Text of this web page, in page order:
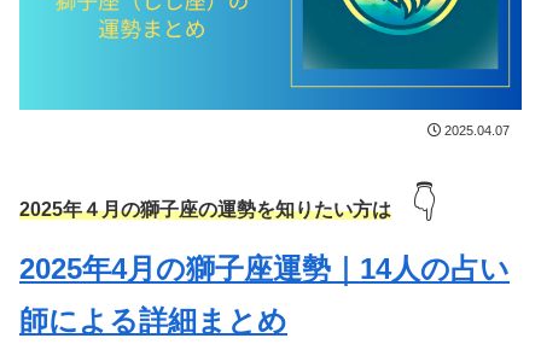
2025.04.07
2025年４月の獅子座の運勢を知りたい方は 👇
2025年4月の獅子座運勢｜14人の占い
師による詳細まとめ